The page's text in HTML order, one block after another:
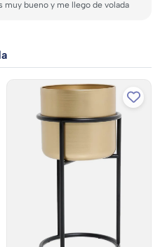
muy bueno y me llego de volada